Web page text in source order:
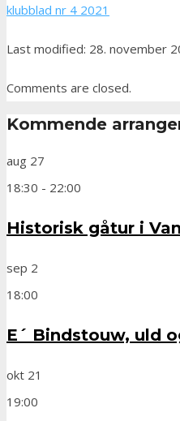
klubblad nr 4 2021
Last modified: 28. november
Comments are closed.
Kommende
aug 27
18:30 - 22:00
Historisk gåtur i
sep 2
18:00
E´ Bindstouw, uld
okt 21
19:00